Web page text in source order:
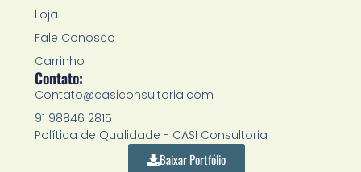
Loja
Fale Conosco
Carrinho
Contato:
Contato@casiconsultoria.com
91 98846 2815
Política de Qualidade - CASI Consultoria
Baixar Portfólio